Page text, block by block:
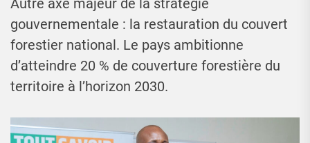
Autre axe majeur de la stratégie
gouvernementale : la restauration du couvert
forestier national. Le pays ambitionne
d’atteindre 20 % de couverture forestière du
territoire à l’horizon 2030.